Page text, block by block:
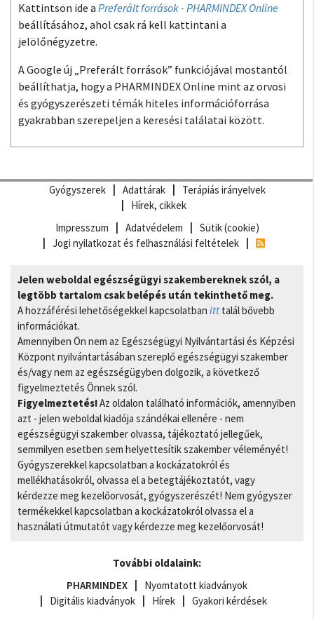
Kattintson ide a Preferált források - PHARMINDEX Online
beállításához, ahol csak rá kell kattintani a
jelölőnégyzetre.
A Google új „Preferált források” funkciójával mostantól
beállíthatja, hogy a PHARMINDEX Online mint az orvosi
és gyógyszerészeti témák hiteles információforrása
gyakrabban szerepeljen a keresési találatai között.
Gyógyszerek Adattárak
Terápiás irányelvek
Hírek, cikkek
Impresszum
Adatvédelem
Sütik (cookie)
Jogi nyilatkozat és felhasználási feltételek
Jelen weboldal egészségügyi szakembereknek szól, a
legtöbb tartalom csak belépés után tekinthető meg.
A hozzáférési lehetőségekkel kapcsolatban itt talál bővebb
információkat.
Amennyiben Ön nem az Egészségügyi Nyilvántartási és Képzési
Központ nyilvántartásában szereplő egészségügyi szakember
és/vagy nem az egészségügyben dolgozik, a következő
figyelmeztetés Önnek szól.
Figyelmeztetés!Az oldalon található információk, amennyiben
azt - jelen weboldal kiadója szándékai ellenére - nem
egészségügyi szakember olvassa, tájékoztató jellegűek,
semmilyen esetben sem helyettesítik szakember véleményét!
Gyógyszerekkel kapcsolatban a kockázatokról és
mellékhatásokról, olvassa el a betegtájékoztatót, vagy
kérdezze meg kezelőorvosát, gyógyszerészét! Nem gyógyszer
termékekkel kapcsolatban a kockázatokról olvassa el a
használati útmutatót vagy kérdezze meg kezelőorvosát!
További oldalaink:
PHARMINDEX
Nyomtatott kiadványok
Digitális kiadványok
Hírek Gyakori kérdések